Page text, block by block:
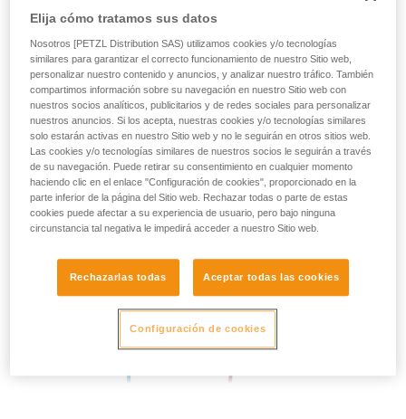
Elija cómo tratamos sus datos
Nosotros [PETZL Distribution SAS) utilizamos cookies y/o tecnologías
similares para garantizar el correcto funcionamiento de nuestro Sitio web,
personalizar nuestro contenido y anuncios, y analizar nuestro tráfico. También
compartimos información sobre su navegación en nuestro Sitio web con
nuestros socios analíticos, publicitarios y de redes sociales para personalizar
nuestros anuncios. Si los acepta, nuestras cookies y/o tecnologías similares
solo estarán activas en nuestro Sitio web y no le seguirán en otros sitios web.
Las cookies y/o tecnologías similares de nuestros socios le seguirán a través
de su navegación. Puede retirar su consentimiento en cualquier momento
haciendo clic en el enlace "Configuración de cookies", proporcionado en la
parte inferior de la página del Sitio web. Rechazar todas o parte de estas
cookies puede afectar a su experiencia de usuario, pero bajo ninguna
circunstancia tal negativa le impedirá acceder a nuestro Sitio web.
Rechazarlas todas Aceptar todas las cookies
Configuración de cookies